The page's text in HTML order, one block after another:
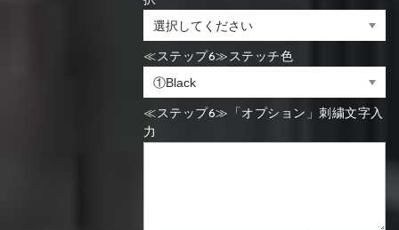
≪ステップ6≫ステッチ色
≪ステップ6≫「オプション」刺繍文字入
力